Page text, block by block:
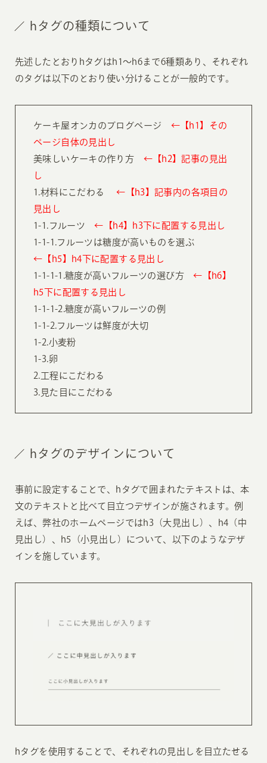
hタグの種類について
先述したとおりhタグはh1〜h6まで6種類あり、それぞれ
のタグは以下のとおり使い分けることが一般的です。
ケーキ屋オンカのブログページ ←【h1】その
ページ自体の見出し
美味しいケーキの作り方 ←【h2】記事の見出
し
1.材料にこだわる←【h3】記事内の各項目の
見出し
1-1.フルーツ←【h4】h3下に配置する見出し
1-1-1.フルーツは糖度が高いものを選ぶ
←【h5】h4下に配置する見出し
1-1-1-1.糖度が高いフルーツの選び方←【h6】
h5下に配置する見出し
1-1-1-2.糖度が高いフルーツの例
1-1-2.フルーツは鮮度が大切
1-2.小麦粉
1-3.卵
2.工程にこだわる
3.見た目にこだわる
hタグのデザインについて
事前に設定することで、hタグで囲まれたテキストは、本
文のテキストと比べて目立つデザインが施されます。例
えば、弊社のホームページではh3（大見出し）、h4（中
見出し）、h5（小見出し）について、以下のようなデザ
インを施しています。
hタグを使用することで、それぞれの見出しを目立たせる